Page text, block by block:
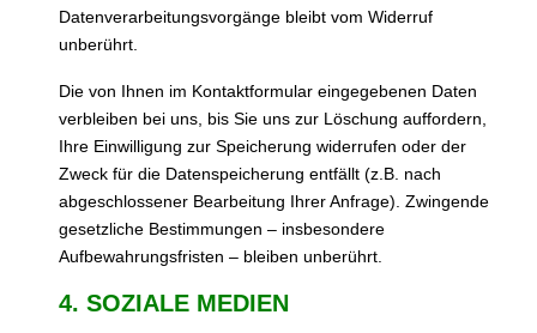
Datenverarbeitungsvorgänge bleibt vom Widerruf
unberührt.
Die von Ihnen im Kontaktformular eingegebenen Daten
verbleiben bei uns, bis Sie uns zur Löschung auffordern,
Ihre Einwilligung zur Speicherung widerrufen oder der
Zweck für die Datenspeicherung entfällt (z.B. nach
abgeschlossener Bearbeitung Ihrer Anfrage). Zwingende
gesetzliche Bestimmungen – insbesondere
Aufbewahrungsfristen – bleiben unberührt.
4. SOZIALE MEDIEN